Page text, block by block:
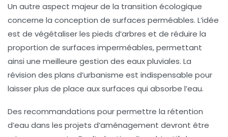
Un autre aspect majeur de la transition écologique
concerne la conception de surfaces perméables. L’idée
est de végétaliser les pieds d’arbres et de réduire la
proportion de surfaces imperméables, permettant
ainsi une meilleure gestion des eaux pluviales. La
révision des plans d’urbanisme est indispensable pour
laisser plus de place aux surfaces qui absorbe l’eau.
Des recommandations pour permettre la rétention
d’eau dans les projets d’aménagement devront être